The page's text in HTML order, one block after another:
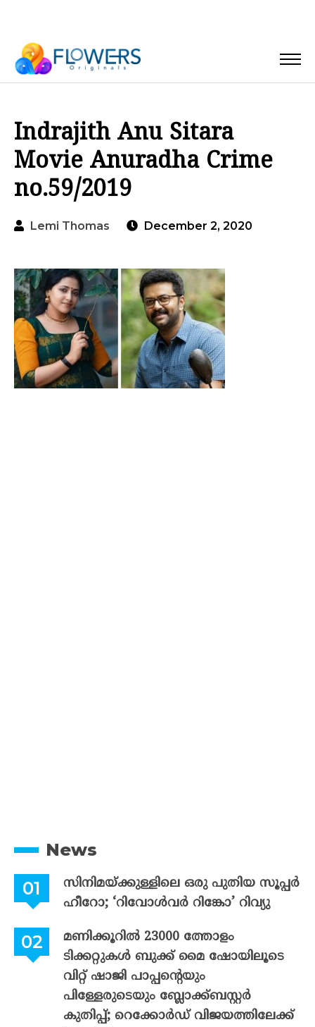
Indrajith Anu Sitara
Movie Anuradha Crime
no.59/2019
Lemi Thomas December 2, 2020
News
സിനിമയ്ക്കുള്ളിലെ ഒരു പുതിയ സൂപ്പർ
ഹീറോ; ‘റിവോൾവർ റിങ്കോ’ റിവ്യു
മണിക്കൂറിൽ 23000 ത്തോളം
ടിക്കറ്റുകൾ ബുക്ക് മൈ ഷോയിലൂടെ
വിറ്റ് ഷാജി പാപ്പന്റെയും
പിള്ളേരുടെയും ബ്ലോക്ക്ബസ്റ്റർ
കുതിപ്പ്; റെക്കോർഡ് വിജയത്തിലേക്ക്